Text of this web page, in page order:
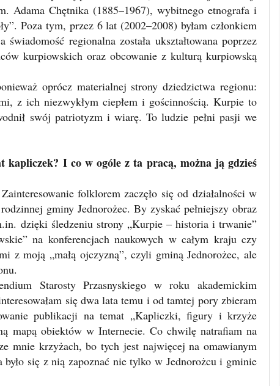
Adama Chętnika (1885–1967), wybitnego etnografa i
Poza tym, przez 6 lat (2002–2008) byłam członkiem
regionalna została ukształtowana poprzez
kurpiowskich oraz obcowanie z kulturą kurpiowską
oprócz materialnej strony dziedzictwa regionu:
z ich niezwykłym ciepłem i gościnnością. Kurpie to
swój patriotyzm i wiarę. To ludzie pełni pasji we
kapliczek? I co w ogóle z ta pracą, można ją gdzieś
folklorem zaczęło się od działalności w
gminy Jednorożec. By zyskać pełniejszy obraz
dzięki śledzeniu strony „Kurpie – historia i trwanie”
na konferencjach naukowych w całym kraju czy
z moją „małą ojczyzną”, czyli gminą Jednorożec, ale
Starosty Przasnyskiego w roku akademickim
się dwa lata temu i od tamtej pory zbieram
publikacji na temat „Kapliczki, figury i krzyże
mapą obiektów w Internecie. Co chwilę natrafiam na
mnie krzyżach, bo tych jest najwięcej na omawianym
się z nią zapoznać nie tylko w Jednorożcu i gminie